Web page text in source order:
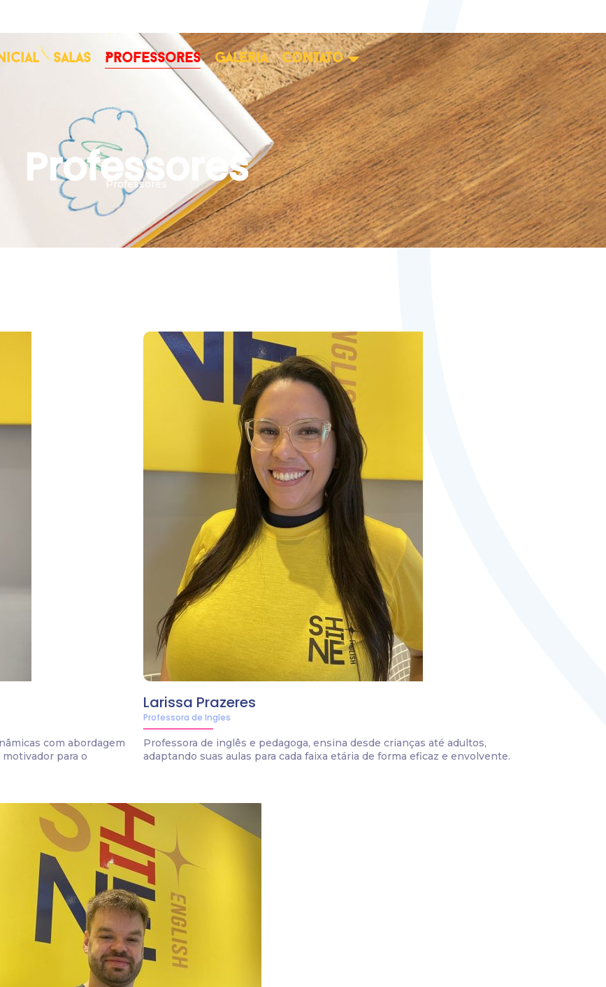
Salas Professores Galeria Contato
Professores
Professores
com abordagem
para o
Larissa Prazeres
Professora de Ingles
Professora de inglês e pedagoga, ensina desde crianças até adultos,
adaptando suas aulas para cada faixa etária de forma eficaz e envolvente.